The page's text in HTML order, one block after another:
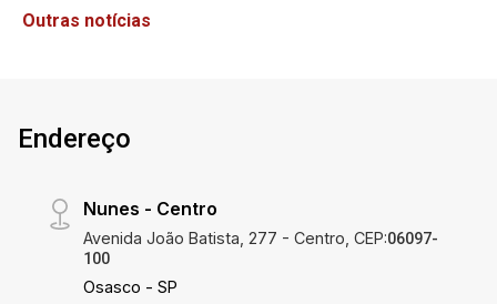
Outras notícias
Endereço
Nunes - Centro
Avenida João Batista, 277 - Centro, CEP:06097-
100
Osasco - SP